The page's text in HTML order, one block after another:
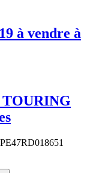
à vendre à
TOURING